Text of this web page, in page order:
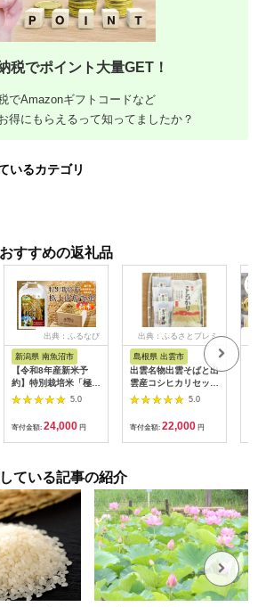
税でポイント大量GET！
でAmazonギフトコードなど
得にもらえるって知ってましたか？
いるカテゴリ
すすめの返礼品
出典：ふるなび
新潟県 南魚沼市
【令和8年産新米予
約】特別栽培米「極上
南魚沼産コシヒカリ」
（有機肥料、8割減農
薬栽培）玄米5ｋｇ
【銘柄米 ブランド米
玄米 こしひかり コシ
米】【2026年10月上
旬より1ヶ月以内に順
次発送予定】
5.0
寄付金額: 24,000 円
出典：ふるさとプレミ
アム
島根県 出雲市
出雲名物出雲そばと出
雲産コシヒカリセット
322032_EH0025.0
寄付金額: 22,000 円
ている記事の紹介